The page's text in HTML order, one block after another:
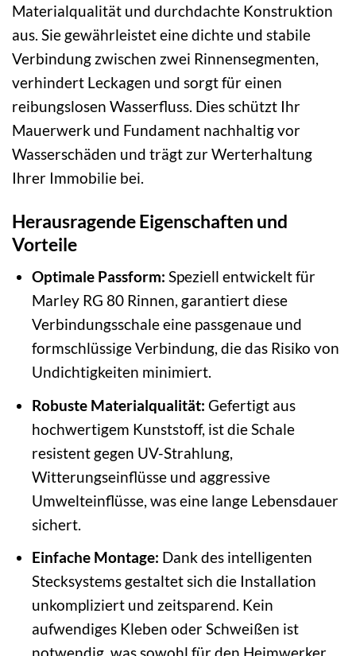
Materialqualität und durchdachte Konstruktion
aus. Sie gewährleistet eine dichte und stabile
Verbindung zwischen zwei Rinnensegmenten,
verhindert Leckagen und sorgt für einen
reibungslosen Wasserfluss. Dies schützt Ihr
Mauerwerk und Fundament nachhaltig vor
Wasserschäden und trägt zur Werterhaltung
Ihrer Immobilie bei.
Herausragende Eigenschaften und
Vorteile
Optimale Passform: Speziell entwickelt für
Marley RG 80 Rinnen, garantiert diese
Verbindungsschale eine passgenaue und
formschlüssige Verbindung, die das Risiko von
Undichtigkeiten minimiert.
Robuste Materialqualität: Gefertigt aus
hochwertigem Kunststoff, ist die Schale
resistent gegen UV-Strahlung,
Witterungseinflüsse und aggressive
Umwelteinflüsse, was eine lange Lebensdauer
sichert.
Einfache Montage: Dank des intelligenten
Stecksystems gestaltet sich die Installation
unkompliziert und zeitsparend. Kein
aufwendiges Kleben oder Schweißen ist